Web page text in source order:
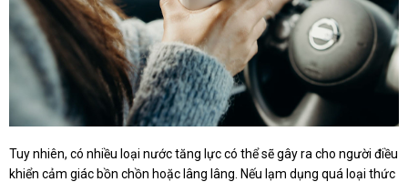
Tuy nhiên, có nhiều loại nước tăng lực có thể sẽ gây ra cho người điều
khiển cảm giác bồn chồn hoặc lâng lâng. Nếu lạm dụng quá loại thức